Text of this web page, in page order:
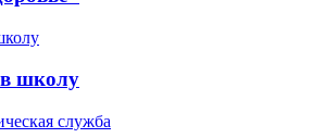
школу